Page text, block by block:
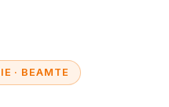
· BEAMTE